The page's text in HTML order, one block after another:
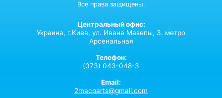
Все права защищены.
Центральный офис:
Украина, г.Киев, ул. Ивана Мазепы, 3. метро
Арсенальная
Телефон:
(073) 043-048-3
Email:
2macparts@gmail.com